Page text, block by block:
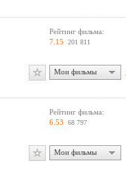
Рейтинг фильма:
7.15 201 811
Мои фильмы
Рейтинг фильма:
6.53 68 797
Мои фильмы